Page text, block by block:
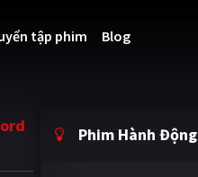
tập phim Blog
Phim Hành Động